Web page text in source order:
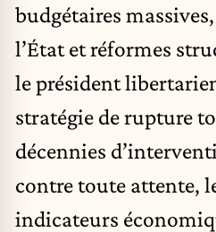
budgétaires
l’État et réformes
le président
stratégie de rupture
décennies
contre toute attente,
indicateurs